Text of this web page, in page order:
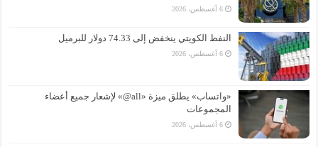
6 أغسطس، 2026
النفط الكويتي ينخفض إلى 74.33 دولار للبرميل
6 أغسطس، 2026
«واتساب» يطلق ميزة «all@» لإشعار جميع أعضاء
المجموعات
6 أغسطس، 2026